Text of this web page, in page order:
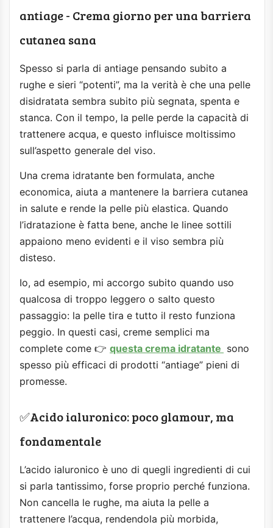
antiage - Crema giorno per una barriera
cutanea sana
Spesso si parla di antiage pensando subito a
rughe e sieri “potenti”, ma la verità è che una pelle
disidratata sembra subito più segnata, spenta e
stanca. Con il tempo, la pelle perde la capacità di
trattenere acqua, e questo influisce moltissimo
sull’aspetto generale del viso.
Una crema idratante ben formulata, anche
economica, aiuta a mantenere la barriera cutanea
in salute e rende la pelle più elastica. Quando
l’idratazione è fatta bene, anche le linee sottili
appaiono meno evidenti e il viso sembra più
disteso.
Io, ad esempio, mi accorgo subito quando uso
qualcosa di troppo leggero o salto questo
passaggio: la pelle tira e tutto il resto funziona
peggio. In questi casi, creme semplici ma
complete come 👉 questa crema idratante sono
spesso più efficaci di prodotti “antiage” pieni di
promesse.
✅Acido ialuronico: poco glamour, ma
fondamentale
L’acido ialuronico è uno di quegli ingredienti di cui
si parla tantissimo, forse proprio perché funziona.
Non cancella le rughe, ma aiuta la pelle a
trattenere l’acqua, rendendola più morbida,